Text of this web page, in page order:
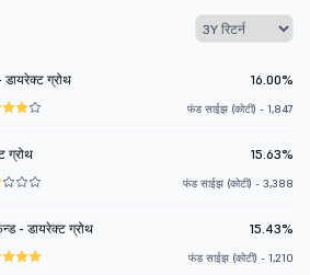
डायरेक्ट ग्रोथ 16.00%
फंड साईझ (कोटी) - 1,847
ग्रोथ 15.63%
फंड साईझ (कोटी) - 3,388
- डायरेक्ट ग्रोथ 15.43%
फंड साईझ (कोटी) - 1,210